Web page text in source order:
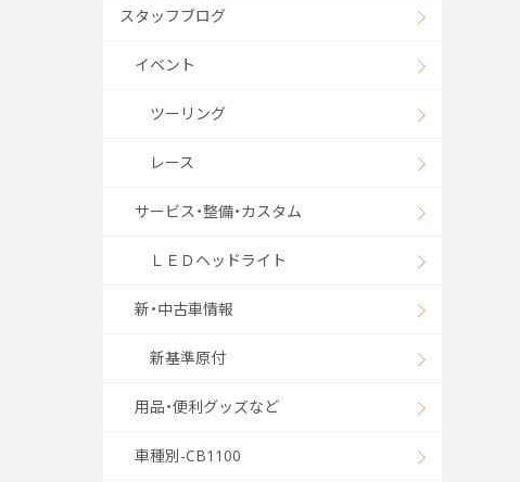
スタッフブログ
イベント
ツーリング
レース
サービス・整備・カスタム
ＬＥＤヘッドライト
新・中古車情報
新基準原付
用品・便利グッズなど
車種別-CB1100